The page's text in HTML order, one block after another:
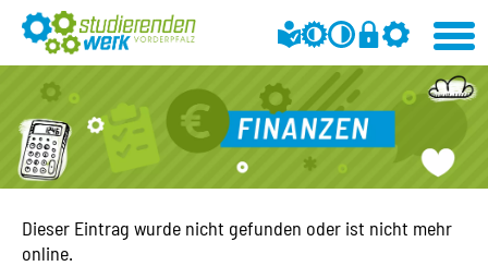
Dieser Eintrag wurde nicht gefunden oder ist nicht mehr
online.